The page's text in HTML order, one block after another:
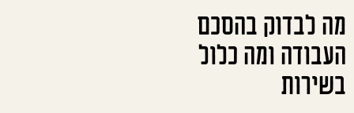
מה לבדוק בהסכם
העבודה ומה כלול
בשירות